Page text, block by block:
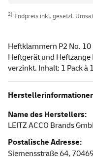
2) Endpreis inkl. gesetzl.
Heftklammern P2 No. 10
Heftgerät und
verzinkt. Inhalt: 1 Pack à
Name des Herstellers:
LEITZ ACCO Brands
Postalische Adresse:
Siemensstraße 64,